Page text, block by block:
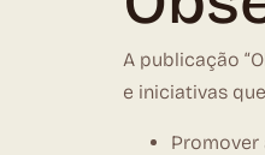
A publicação
e iniciativas